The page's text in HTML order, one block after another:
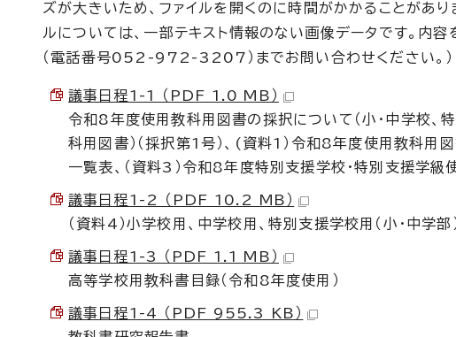
ズが大きいため、ファイルを開くのに時間がかかることが
ルについては、一部テキスト情報のない画像データです。内
（電話番号052-972-3207）までお問い合わせください。）
議事日程1-1 （PDF 1.0 MB）
令和8年度使用教科用図書の採択について（小・中学校
科用図書）（採択第1号）、(資料1）令和8年度使用教科
一覧表、（資料3）令和8年度特別支援学校・特別支援学級
議事日程1-2 （PDF 10.2 MB）
（資料4）小学校用、中学校用、特別支援学校用（小・中学
議事日程1-3 （PDF 1.1 MB）
高等学校用教科書目録（令和8年度使用）
議事日程1-4 （PDF 955.3 KB）